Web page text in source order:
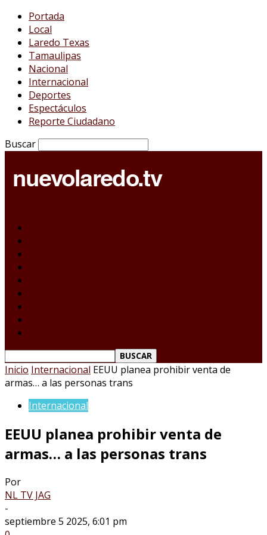
Portada
Local
Laredo Texas
Tamaulipas
Nacional
Internacional
Deportes
Espectáculos
Reporte Ciudadano
Buscar
Inicio Internacional EEUU planea prohibir venta de
armas… a las personas trans
Internacional
EEUU planea prohibir venta de
armas… a las personas trans
Por
NL TV JAG
-
septiembre 5 2025, 6:01 pm